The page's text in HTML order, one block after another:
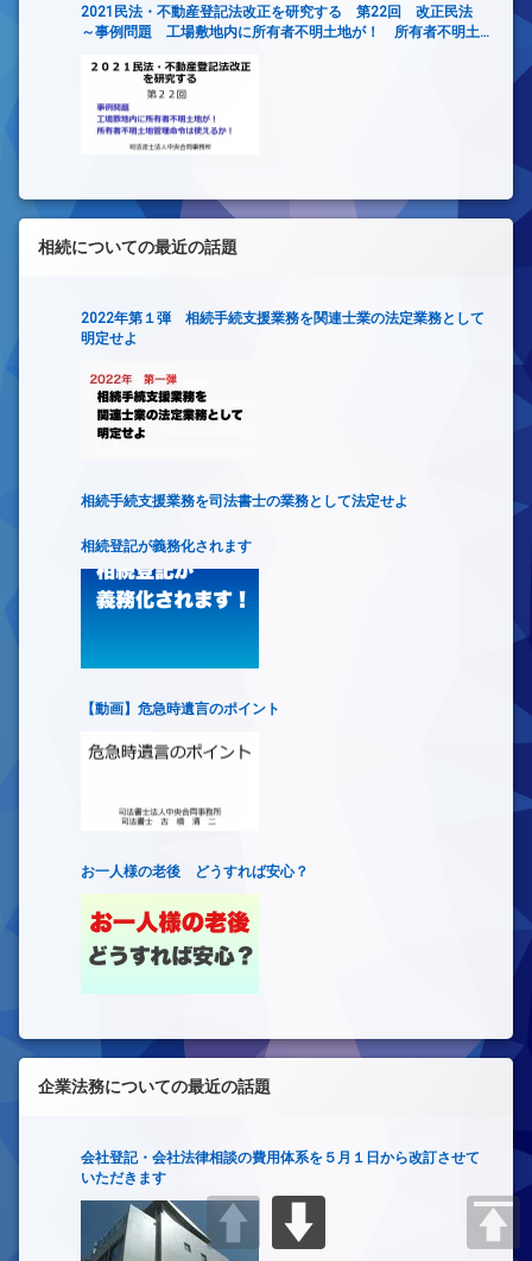
2021民法・不動産登記法改正を研究する 第22回 改正民法
～事例問題 工場敷地内に所有者不明土地が！ 所有者不明土
相続についての最近の話題
2022年第１弾 相続手続支援業務を関連士業の法定業務として
明定せよ
相続手続支援業務を司法書士の業務として法定せよ
相続登記が義務化されます
【動画】危急時遺言のポイント
お一人様の老後 どうすれば安心？
企業法務についての最近の話題
会社登記・会社法律相談の費用体系を５月１日から改訂させて
いただきます